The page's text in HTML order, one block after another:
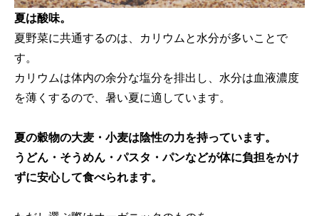
夏は酸味。
夏野菜に共通するのは、カリウムと水分が多いことで
す。
カリウムは体内の余分な塩分を排出し、水分は血液濃度
を薄くするので、暑い夏に適しています。
夏の穀物の大麦・小麦は陰性の力を持っています。
うどん・そうめん・パスタ・パンなどが体に負担をかけ
ずに安心して食べられます。